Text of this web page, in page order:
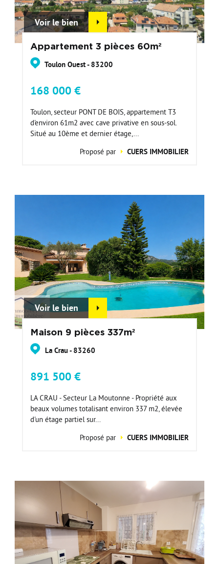
Voir le bien
Appartement 3 pièces 60m²
Toulon Ouest - 83200
168 000 €
Toulon, secteur PONT DE BOIS, appartement T3
d'environ 61m2 avec cave privative en sous-sol.
Situé au 10ème et dernier étage,...
Proposé par
CUERS IMMOBILIER
Voir le bien
Maison 9 pièces 337m²
La Crau - 83260
891 500 €
LA CRAU - Secteur La Moutonne - Propriété aux
beaux volumes totalisant environ 337 m2, élevée
d'un étage partiel sur...
Proposé par
CUERS IMMOBILIER